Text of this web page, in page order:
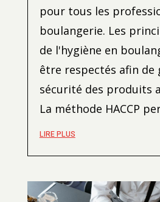
pour tous les
boulangerie. Les
de l'hygiène en
être respectés afin de
sécurité des produits
La méthode HACCP
LIRE PLUS